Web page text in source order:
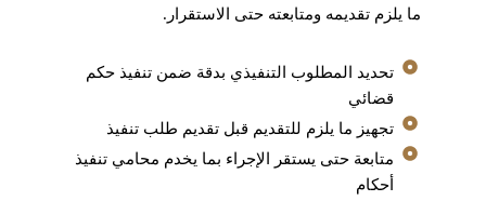
ما يلزم تقديمه ومتابعته حتى الاستقرار.
تحديد المطلوب التنفيذي بدقة ضمن تنفيذ حكم
قضائي
تجهيز ما يلزم للتقديم قبل تقديم طلب تنفيذ
متابعة حتى يستقر الإجراء بما يخدم محامي تنفيذ
أحكام